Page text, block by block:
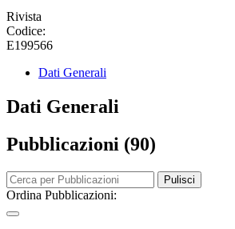
Rivista
Codice:
E199566
Dati Generali
Dati Generali
Pubblicazioni (90)
Pulisci
Ordina Pubblicazioni: